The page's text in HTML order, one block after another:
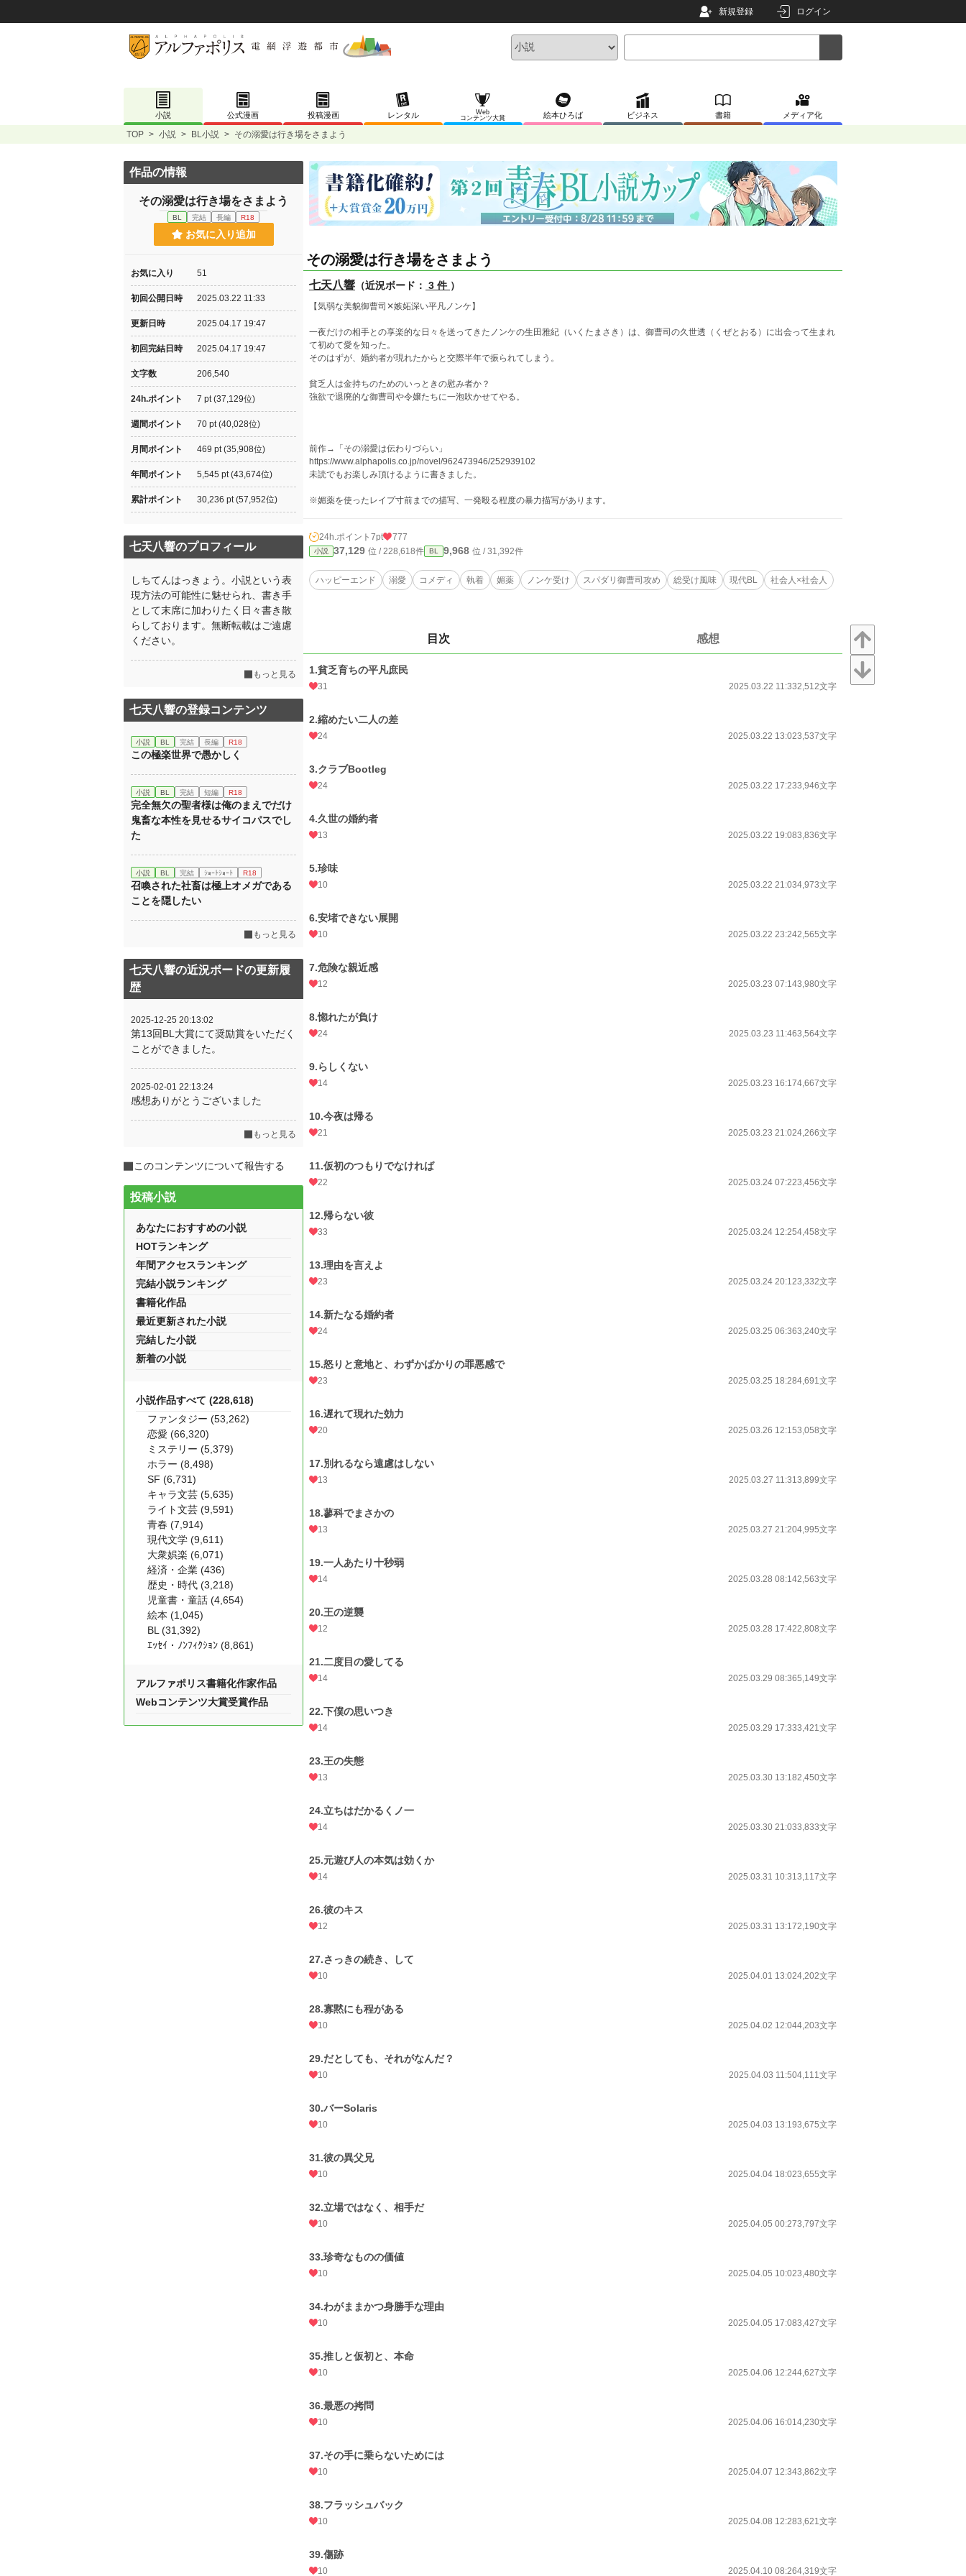
新規登録 ログイン
小説 公式漫画 投稿漫画 レンタル
Web
コンテンツ大賞
絵本ひろば ビジネス 書籍 メディア化
TOP > 小説 > BL小説 > その溺愛は行き場をさまよう
その溺愛は行き場をさまよう
七天八響 （近況ボード： 3 件 ）
【気弱な美貌御曹司✕嫉妬深い平凡ノンケ】
一夜だけの相手との享楽的な日々を送ってきたノンケの生田雅紀（いくたまさき）は、御曹司の久世透（くぜとおる）に出会って生まれ
て初めて愛を知った。
そのはずが、婚約者が現れたからと交際半年で振られてしまう。
貧乏人は金持ちのためのいっときの慰み者か？
強欲で退廃的な御曹司や令嬢たちに一泡吹かせてやる。
前作→「その溺愛は伝わりづらい」
https://www.alphapolis.co.jp/novel/962473946/252939102
未読でもお楽しみ頂けるように書きました。
※媚薬を使ったレイプ寸前までの描写、一発殴る程度の暴力描写があります。
24h.ポイント 7pt 777
小説 37,129 位 / 228,618件 BL 9,968 位 / 31,392件
ハッピーエンド 溺愛 コメディ 執着 媚薬 ノンケ受け スパダリ御曹司攻め 総受け風味 現代BL 社会人×社会人
目次 感想
1.貧乏育ちの平凡庶民
31 2025.03.22 11:332,512文字
2.縮めたい二人の差
24 2025.03.22 13:023,537文字
3.クラブBootleg
24 2025.03.22 17:233,946文字
4.久世の婚約者
13 2025.03.22 19:083,836文字
5.珍味
10 2025.03.22 21:034,973文字
6.安堵できない展開
10 2025.03.22 23:242,565文字
7.危険な親近感
12 2025.03.23 07:143,980文字
8.惚れたが負け
24 2025.03.23 11:463,564文字
9.らしくない
14 2025.03.23 16:174,667文字
10.今夜は帰る
21 2025.03.23 21:024,266文字
11.仮初のつもりでなければ
22 2025.03.24 07:223,456文字
12.帰らない彼
33 2025.03.24 12:254,458文字
13.理由を言えよ
23 2025.03.24 20:123,332文字
14.新たなる婚約者
24 2025.03.25 06:363,240文字
15.怒りと意地と、わずかばかりの罪悪感で
23 2025.03.25 18:284,691文字
16.遅れて現れた効力
20 2025.03.26 12:153,058文字
17.別れるなら遠慮はしない
13 2025.03.27 11:313,899文字
18.蓼科でまさかの
13 2025.03.27 21:204,995文字
19.一人あたり十秒弱
14 2025.03.28 08:142,563文字
20.王の逆襲
12 2025.03.28 17:422,808文字
21.二度目の愛してる
14 2025.03.29 08:365,149文字
22.下僕の思いつき
14 2025.03.29 17:333,421文字
23.王の失態
13 2025.03.30 13:182,450文字
24.立ちはだかるくノ一
14 2025.03.30 21:033,833文字
25.元遊び人の本気は効くか
14 2025.03.31 10:313,117文字
26.彼のキス
12 2025.03.31 13:172,190文字
27.さっきの続き、して
10 2025.04.01 13:024,202文字
28.寡黙にも程がある
10 2025.04.02 12:044,203文字
29.だとしても、それがなんだ？
10 2025.04.03 11:504,111文字
30.バーSolaris
10 2025.04.03 13:193,675文字
31.彼の異父兄
10 2025.04.04 18:023,655文字
32.立場ではなく、相手だ
10 2025.04.05 00:273,797文字
33.珍奇なものの価値
10 2025.04.05 10:023,480文字
34.わがままかつ身勝手な理由
10 2025.04.05 17:083,427文字
35.推しと仮初と、本命
10 2025.04.06 12:244,627文字
36.最悪の拷問
10 2025.04.06 16:014,230文字
37.その手に乗らないためには
10 2025.04.07 12:343,862文字
38.フラッシュバック
10 2025.04.08 12:283,621文字
39.傷跡
10 2025.04.10 08:264,319文字
作品の情報
その溺愛は行き場をさまよう
BL 完結 長編 R18
お気に入り追加
お気に入り 51
初回公開日時 2025.03.22 11:33
更新日時 2025.04.17 19:47
初回完結日時 2025.04.17 19:47
文字数 206,540
24h.ポイント 7 pt (37,129位)
週間ポイント 70 pt (40,028位)
月間ポイント 469 pt (35,908位)
年間ポイント 5,545 pt (43,674位)
累計ポイント 30,236 pt (57,952位)
七天八響のプロフィール
しちてんはっきょう。小説という表
現方法の可能性に魅せられ、書き手
として末席に加わりたく日々書き散
らしております。無断転載はご遠慮
ください。
もっと見る
七天八響の登録コンテンツ
小説 BL 完結 長編 R18
この極楽世界で愚かしく
小説 BL 完結 短編 R18
完全無欠の聖者様は俺のまえでだけ
鬼畜な本性を見せるサイコパスでし
た
小説 BL 完結 ｼｮｰﾄｼｮｰﾄ R18
召喚された社畜は極上オメガである
ことを隠したい
もっと見る
七天八響の近況ボードの更新履
歴
2025-12-25 20:13:02
第13回BL大賞にて奨励賞をいただく
ことができました。
2025-02-01 22:13:24
感想ありがとうございました
もっと見る
このコンテンツについて報告する
投稿小説
あなたにおすすめの小説
HOTランキング
年間アクセスランキング
完結小説ランキング
書籍化作品
最近更新された小説
完結した小説
新着の小説
小説作品すべて (228,618)
ファンタジー (53,262)
恋愛 (66,320)
ミステリー (5,379)
ホラー (8,498)
SF (6,731)
キャラ文芸 (5,635)
ライト文芸 (9,591)
青春 (7,914)
現代文学 (9,611)
大衆娯楽 (6,071)
経済・企業 (436)
歴史・時代 (3,218)
児童書・童話 (4,654)
絵本 (1,045)
BL (31,392)
ｴｯｾｲ・ﾉﾝﾌｨｸｼｮﾝ (8,861)
アルファポリス書籍化作家作品
Webコンテンツ大賞受賞作品